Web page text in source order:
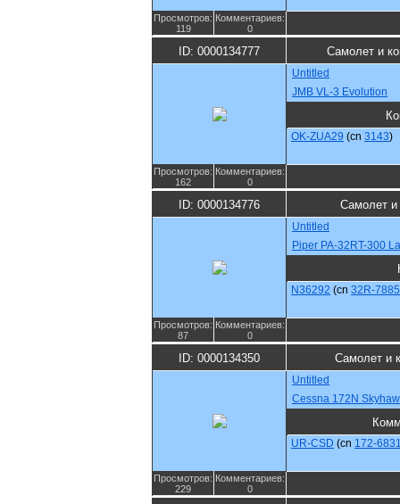
Просмотров:
119
Комментариев:
0
ID: 0000134777 Самолет и
Untitled
JMB VL-3 Evolution
OK-ZUA29 (cn 3143)
Просмотров:
162
Комментариев:
0
ID: 0000134776 Самолет и
Untitled
Piper PA-32RT-300
N36292 (cn 32R-
Просмотров:
87
Комментариев:
0
ID: 0000134350 Самолет и
Untitled
Cessna 172N
UR-CSD (cn 172-
Просмотров:
229
Комментариев:
0